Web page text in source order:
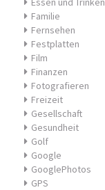
Familie
Fernsehen
Festplatten
Film
Finanzen
Fotografieren
Freizeit
Gesellschaft
Gesundheit
Golf
Google
GooglePhotos
GPS